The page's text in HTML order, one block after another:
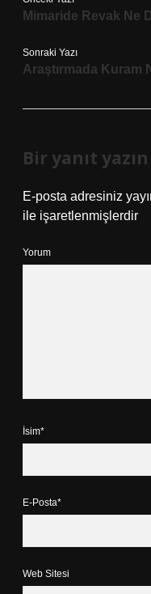
Mimaride Revak Ne
Sonraki Yazı
Araştırmada Kuram
Bir yanıt yazın
E-posta adresiniz
ile işaretlenmişlerdir
Yorum
İsim*
E-Posta*
Web Sitesi